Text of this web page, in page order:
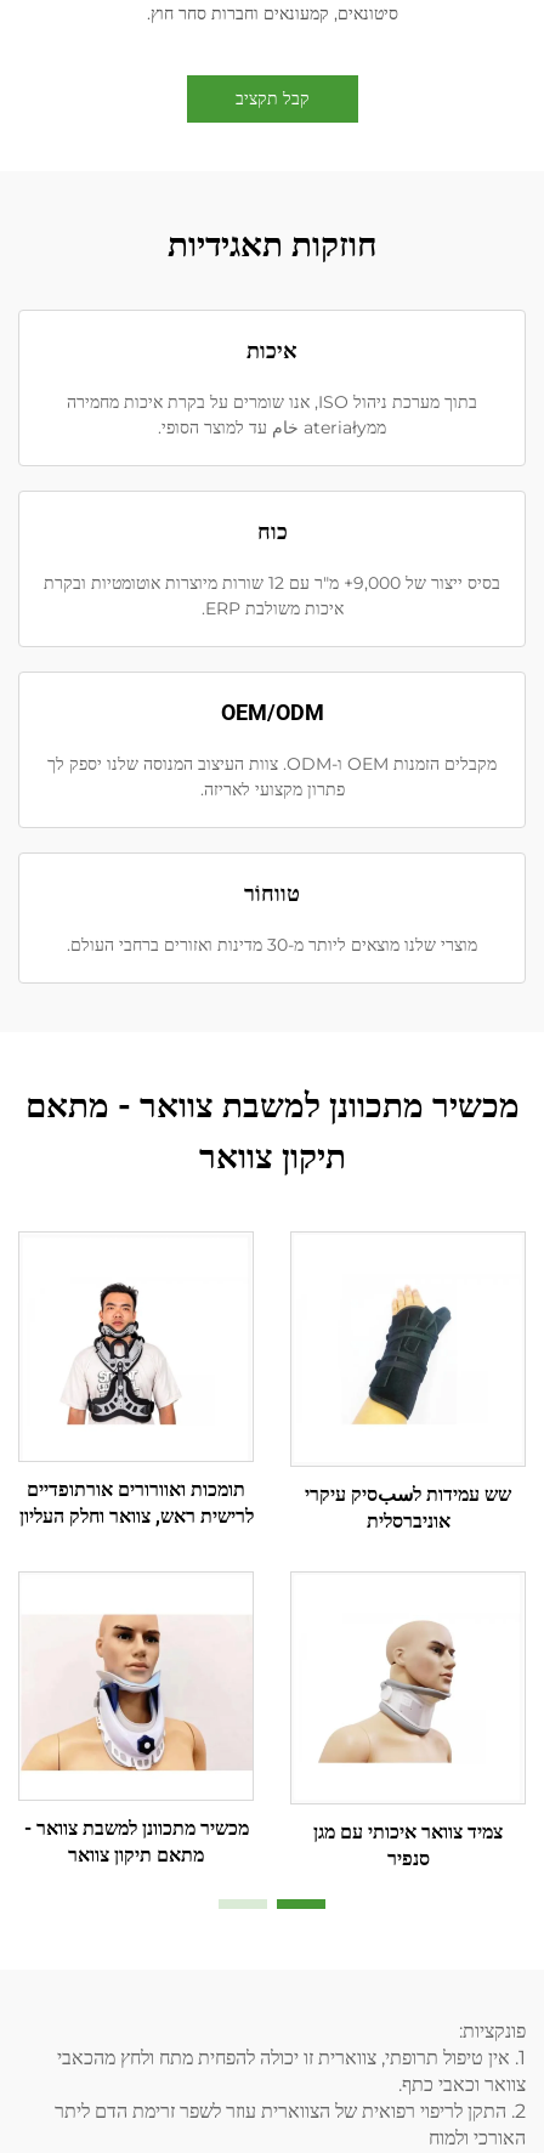
סיטונאים, קמעונאים וחברות סחר חוץ.
קבל תקציב
חוזקות תאגידיות
איכות
בתוך מערכת ניהול ISO, אנו שומרים על בקרת איכות מחמירה
ממateriały خام עד למוצר הסופי.
כוח
בסיס ייצור של 9,000+ מ"ר עם 12 שורות מיוצרות אוטומטיות ובקרת
איכות משולבת ERP.
OEM/ODM
מקבלים הזמנות OEM ו-ODM. צוות העיצוב המנוסה שלנו יספק לך
פתרון מקצועי לאריזה.
טווחוֹר
מוצרי שלנו מוצאים ליותר מ-30 מדינות ואזורים ברחבי העולם.
מכשיר מתכוונן למשבת צוואר - מתאם
תיקון צוואר
שש עמידות לسبסיק עיקרי
אוניברסלית
תומכות ואוורורים אורתופדיים
לרישית ראש, צוואר וחלק העליון
צמיד צוואר איכותי עם מגן
סנפיר
מכשיר מתכוונן למשבת צוואר -
מתאם תיקון צוואר
פונקציות:
1. אין טיפול תרופתי, צווארית זו יכולה להפחית מתח ולחץ מהכאבי
צוואר וכאבי כתף.
2. התקן לריפוי רפואית של הצווארית עוזר לשפר זרימת הדם ליתר
האורכי ולמוח